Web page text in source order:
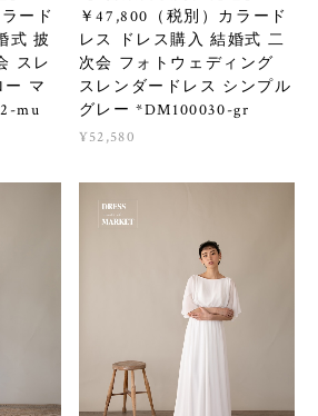
ード
式 披
スレ
ー マ
mu
￥47,800（税別）カラード
レス ドレス購入 結婚式 二
次会 フォトウェディング
スレンダードレス シンプル
グレー *DM100030-gr
¥52,580